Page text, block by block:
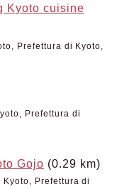
Kyoto cuisine
Prefettura di Kyoto,
Prefettura di
Gojo (0.29 km)
Prefettura di